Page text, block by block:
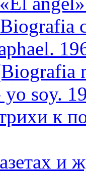
yo soy.
к
и